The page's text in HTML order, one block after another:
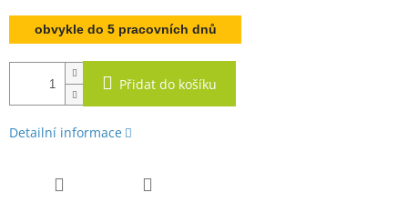
Měrná
cena:obvykle do 5 pracovních dnů
Přidat do košíku
Detailní informace